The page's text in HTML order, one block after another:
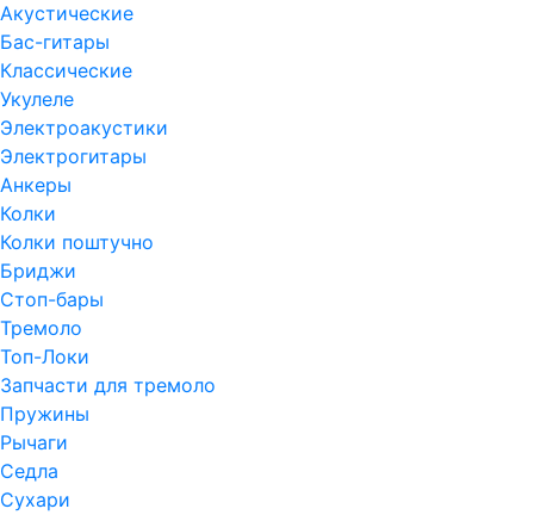
Акустические
Бас-гитары
Классические
Укулеле
Электроакустики
Электрогитары
Анкеры
Колки
Колки поштучно
Бриджи
Стоп-бары
Тремоло
Топ-Локи
Запчасти для тремоло
Пружины
Рычаги
Седла
Сухари